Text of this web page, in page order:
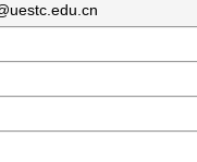
uestc.edu.cn